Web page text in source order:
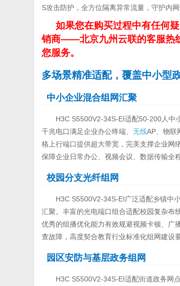
S攻击防护，全方位隔离异常流量，守护内网
如果您在购买过程中有任何
销商——北京九州云联的客服热
您服务。
多场景精准适配，覆盖中小型
中小企业混合组网汇聚
H3C S5500V2-34S-EI适配50-200人中
千兆电口满足企业办公终端、无线AP、物联
格上行端口提供超大带宽，完美支撑企业网
保障企业日常办公、视频会议、数据传输全
校园分支光纤组网
H3C S5500V2-34S-EI广泛适配乡镇中
汇聚。丰富的光电端口组合适配校园复杂布
优秀的组播优化能力有效规避视频卡顿、广
查故障，高度契合教育行业标准化组网建设要
园区安防与基层政务组网
H3C S5500V2-34S-EI适配街道政务网